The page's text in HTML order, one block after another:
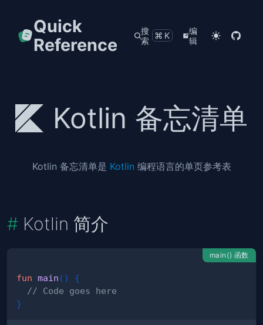
Quick
Reference
搜
索
⌘K
编
辑
Kotlin 备忘清单
Kotlin 备忘清单是 Kotlin 编程语言的单页参考表
Kotlin 简介
main() 函数
fun main ( )
{
// Code goes here
}